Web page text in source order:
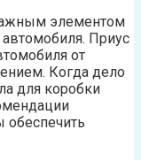
элементом
Приус
от
Когда дело
для коробки
обеспечить